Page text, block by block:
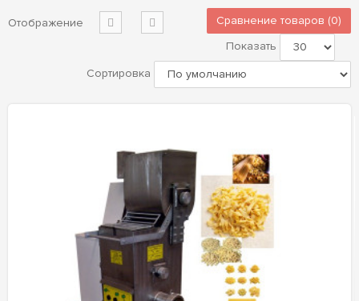
Отображение
Сравнение товаров (0)
Показать
Сортировка